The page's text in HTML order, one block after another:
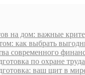
на дом: важные
как выбрать
современного
по охране
ваш щит в